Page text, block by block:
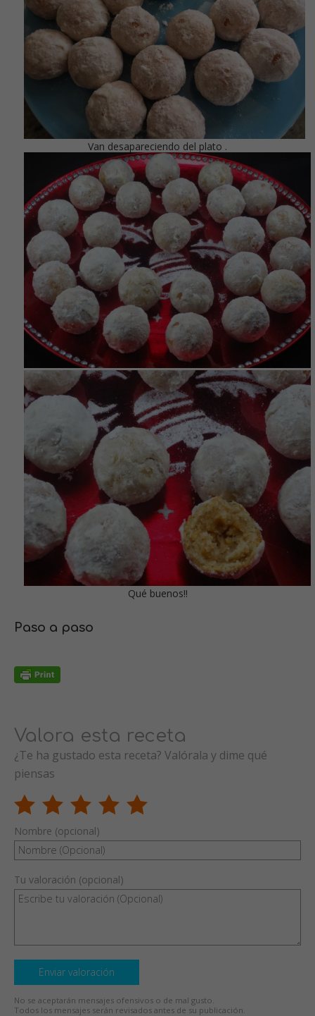
Van desapareciendo del plato .
Qué buenos!!
Paso a paso
Valora esta receta
¿Te ha gustado esta receta? Valórala y dime qué
piensas
Nombre (opcional)
Tu valoración (opcional)
Enviar valoración
No se aceptarán mensajes ofensivos o de mal gusto.
Todos los mensajes serán revisados antes de su publicación.